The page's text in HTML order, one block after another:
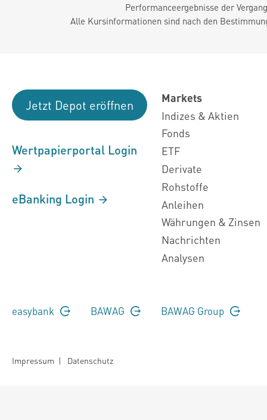
Performanceergebnisse der
Alle Kursinformationen sind nach den
Jetzt Depot eröffnen
Wertpapierportal Login
eBanking Login
Markets
Indizes & Aktien
Fonds
ETF
Derivate
Rohstoffe
Anleihen
Währungen & Zinsen
Nachrichten
Analysen
easybank BAWAG BAWAG Group
Impressum | Datenschutz